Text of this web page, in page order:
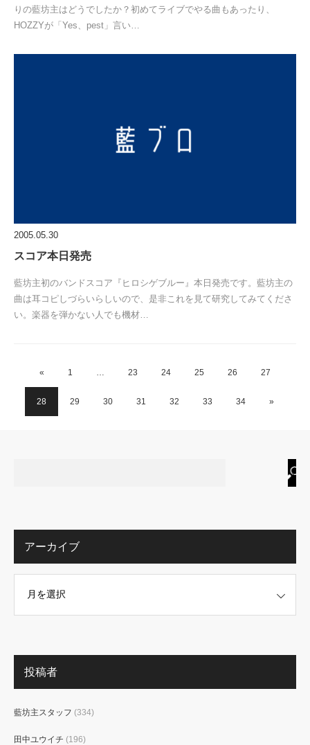
りの藍坊主はどうでしたか？初めてライブでやる曲もあったり、
HOZZYが「Yes、pest」言い…
2005.05.30
スコア本日発売
藍坊主初のバンドスコア『ヒロシゲブルー』本日発売です。藍坊主の
曲は耳コピしづらいらしいので、是非これを見て研究してみてくださ
い。楽器を弾かない人でも機材…
« 1 … 23 24 25 26 27
28 29 30 31 32 33 34 »
アーカイブ
投稿者
藍坊主スタッフ (334)
田中ユウイチ (196)